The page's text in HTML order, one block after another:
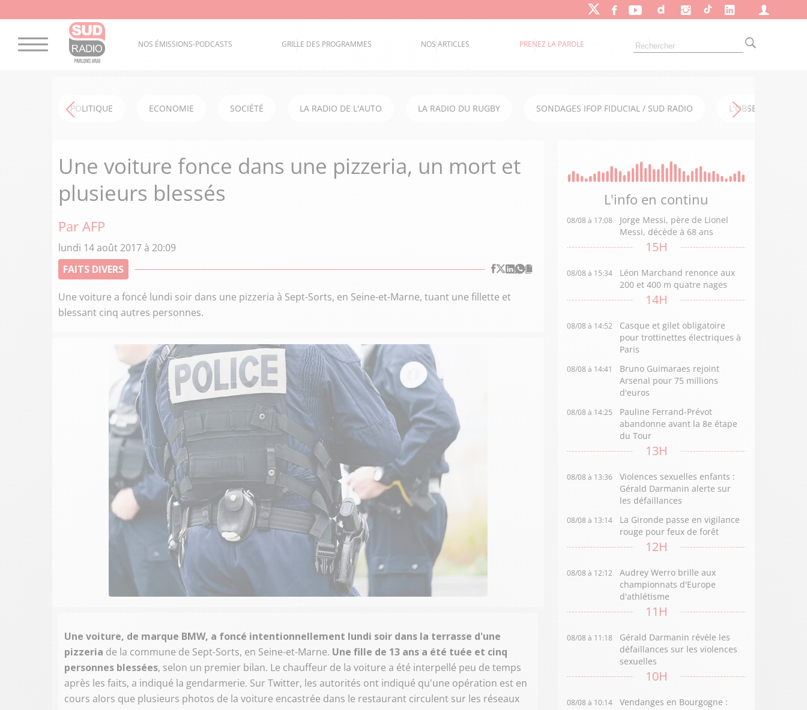
NOS ÉMISSIONS-PODCASTS GRILLE DES PROGRAMMES NOS ARTICLES PRENEZ LA PAROLE
POLITIQUE ECONOMIE SOCIÉTÉ LA RADIO DE L'AUTO LA RADIO DU RUGBY SONDAGES IFOP FIDUCIAL / SUD RADIO L'OBSERVATOIRE
Une voiture fonce dans une pizzeria, un mort et
plusieurs blessés
Par AFP
lundi 14 août 2017 à 20:09
FAITS DIVERS
Une voiture a foncé lundi soir dans une pizzeria à Sept-Sorts, en Seine-et-Marne, tuant une fillette et
blessant cinq autres personnes.
Une voiture, de marque BMW, a foncé intentionnellement lundi soir dans la terrasse d'une
pizzeria de la commune de Sept-Sorts, en Seine-et-Marne. Une fille de 13 ans a été tuée et cinq
personnes blessées, selon un premier bilan. Le chauffeur de la voiture a été interpellé peu de temps
après les faits, a indiqué la gendarmerie. Sur Twitter, les autorités ont indiqué qu'une opération est en
cours alors que plusieurs photos de la voiture encastrée dans le restaurant circulent sur les réseaux
L'info en continu
08/08 à 17:08
Jorge Messi, père de Lionel
Messi, décède à 68 ans
15H
08/08 à 15:34
Léon Marchand renonce aux
200 et 400 m quatre nages
14H
08/08 à 14:52
Casque et gilet obligatoire
pour trottinettes électriques à
Paris
08/08 à 14:41
Bruno Guimaraes rejoint
Arsenal pour 75 millions
d'euros
08/08 à 14:25
Pauline Ferrand-Prévot
abandonne avant la 8e étape
du Tour
13H
08/08 à 13:36
Violences sexuelles enfants :
Gérald Darmanin alerte sur
les défaillances
08/08 à 13:14
La Gironde passe en vigilance
rouge pour feux de forêt
12H
08/08 à 12:12
Audrey Werro brille aux
championnats d'Europe
d'athlétisme
11H
08/08 à 11:18
Gérald Darmanin révèle les
défaillances sur les violences
sexuelles
10H
08/08 à 10:14
Vendanges en Bourgogne :